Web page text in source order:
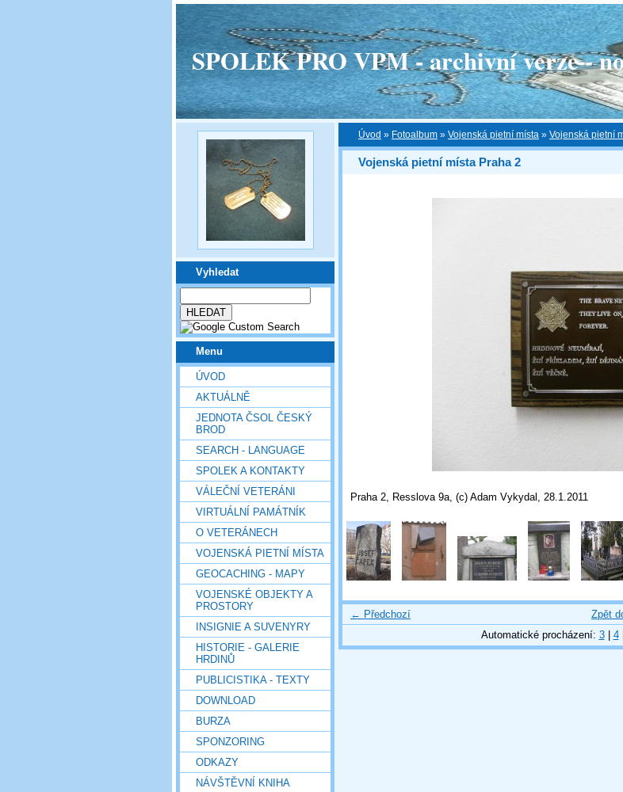
SPOLEK PRO VPM - archivní verze -
Vyhledat
Menu
ÚVOD
AKTUÁLNĚ
JEDNOTA ČSOL ČESKÝ
BROD
SEARCH - LANGUAGE
SPOLEK A KONTAKTY
VÁLEČNÍ VETERÁNI
VIRTUÁLNÍ PAMÁTNÍK
O VETERÁNECH
VOJENSKÁ PIETNÍ MÍSTA
GEOCACHING - MAPY
VOJENSKÉ OBJEKTY A
PROSTORY
INSIGNIE A SUVENYRY
HISTORIE - GALERIE
HRDINŮ
PUBLICISTIKA - TEXTY
DOWNLOAD
BURZA
SPONZORING
ODKAZY
NÁVŠTĚVNÍ KNIHA
Úvod » Fotoalbum » Vojenská pietní místa » Vojenská pietní
Vojenská pietní místa Praha 2
Praha 2, Resslova 9a, (c) Adam Vykydal, 28.1.2011
← Předchozí
Zpět
Automatické procházení: 3| 4|